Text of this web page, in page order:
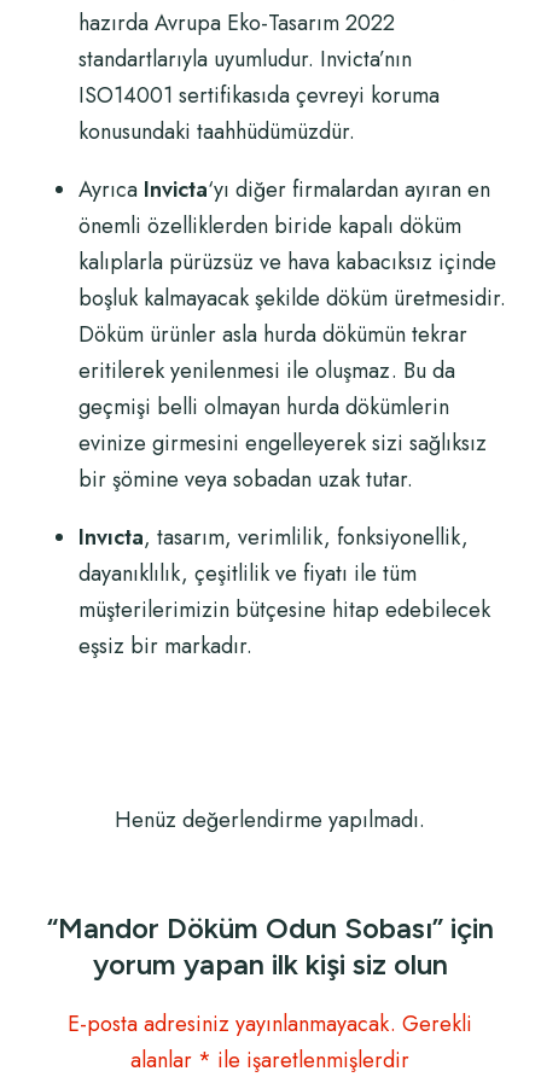
hazırda Avrupa Eko-Tasarım 2022
standartlarıyla uyumludur. Invicta’nın
ISO14001 sertifikasıda çevreyi koruma
konusundaki taahhüdümüzdür.
Ayrıca Invicta‘yı diğer firmalardan ayıran en
önemli özelliklerden biride kapalı döküm
kalıplarla pürüzsüz ve hava kabacıksız içinde
boşluk kalmayacak şekilde döküm üretmesidir.
Döküm ürünler asla hurda dökümün tekrar
eritilerek yenilenmesi ile oluşmaz. Bu da
geçmişi belli olmayan hurda dökümlerin
evinize girmesini engelleyerek sizi sağlıksız
bir şömine veya sobadan uzak tutar.
Invıcta, tasarım, verimlilik, fonksiyonellik,
dayanıklılık, çeşitlilik ve fiyatı ile tüm
müşterilerimizin bütçesine hitap edebilecek
eşsiz bir markadır.
Henüz değerlendirme yapılmadı.
“Mandor Döküm Odun Sobası” için
yorum yapan ilk kişi siz olun
E-posta adresiniz yayınlanmayacak. Gerekli
alanlar * ile işaretlenmişlerdir